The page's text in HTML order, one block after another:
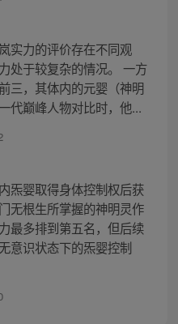
实力的评价存在不同观
处于较复杂的情况。 一方
三，其体内的元婴（神明
代巅峰人物对比时，他...
炁婴取得身体控制权后获
无根生所掌握的神明灵作
最多排到第五名，但后续
意识状态下的炁婴控制